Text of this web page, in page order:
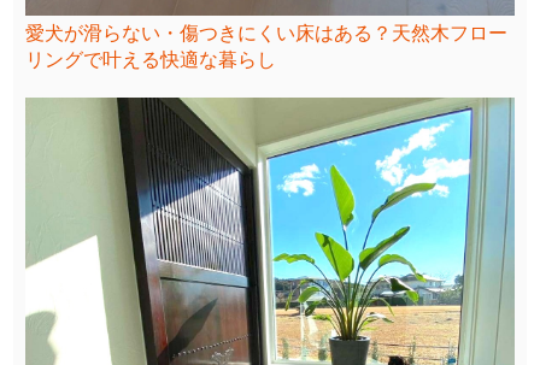
愛犬が滑らない・傷つきにくい床はある？天然木フロー
リングで叶える快適な暮らし